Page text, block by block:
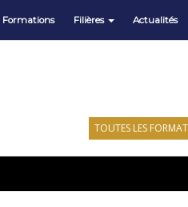
Formations Filières Actualités
TOUTES LES